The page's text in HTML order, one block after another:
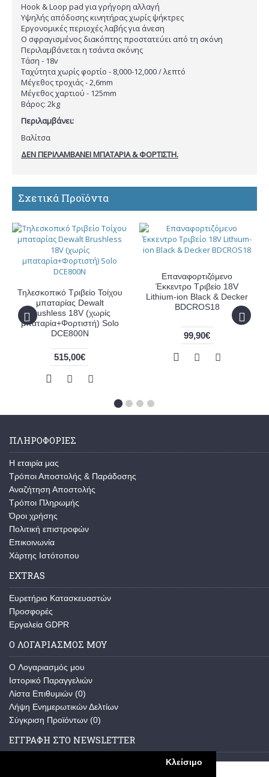
Κλείσιμο
Hook & Loop pad για γρήγορη αλλαγή
Υψηλής απόδοσης κινητήρας χωρίς ψήκτρες
Εργονομικές περιοχές λαβής για άνεση
Ο σφραγισμένος διακόπτης προστατεύει από τη σκόνη
Περιλαμβάνεται η τσάντα σκόνης
Τάση - 18v
Ταχύτητα χωρίς φορτίο - 8,000-12,000 / λεπτό
Μέγεθος τροχιάς - 2,6mm
Μέγεθος χαρτιού - 125mm
Βάρος: 2kg
Περιλαμβάνει:
Βαλίτσα
ΔΕΝ ΠΕΡΙΛΑΜΒΑΝΕΙ ΜΠΑΤΑΡΙΑ & ΦΟΡΤΙΣΤΗ.
Σχετικά Προϊόντα
Τηλεσκοπικό Τριβείο Τοίχου
μπαταρίας Dewalt
Brushless 18V (χωρίς
μπαταρία+Φορτιστή) Solo
DCE800N
515,00€
Επαναφορτιζόμενο
Έκκεντρο Τριβείο 18V
Lithium-ion Black & Decker
BDCROS18
99,90€
ΠΛΗΡΟΦΟΡΙΕΣ
Η εταιρία μας
Τρόποι Αποστολής & Παράδοσης
Αναζήτηση Αποστολής
Τρόποι Πληρωμής
Όροι χρήσης
Πολιτική επιστροφών
Επικοινωνία
Χάρτης Ιστότοπου
EXTRAS
Ευρετήριο Κατασκευαστών
Προσφορές
Εργαλεία GDPR
Ο ΛΟΓΑΡΙΑΣΜΟΣ ΜΟΥ
O Λογαριασμός μου
Ιστορικό Παραγγελιών
Λίστα Επιθυμιών (0)
Λήψη Ενημερωτικών Δελτίων
Σύγκριση Προϊόντων (0)
ΕΓΓΡΑΦΗ ΣΤΟ NEWSLETTER